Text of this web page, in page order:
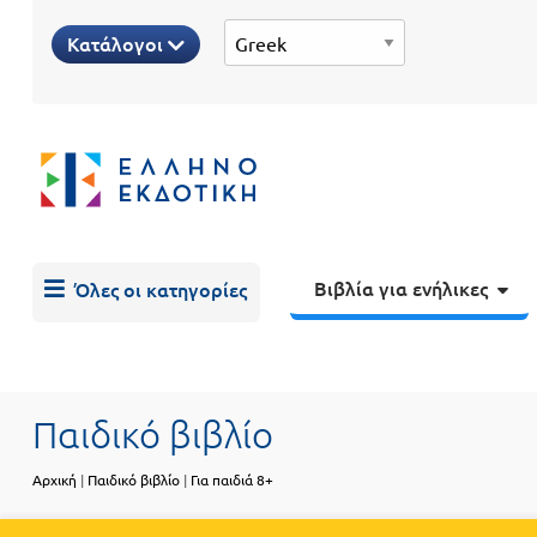
ενήλικες
Books
γνώση
είναι
εκπαίδευση
Βιβλία
νηπιαγωγείου
Ελληνίζειν
Α΄
Τάξη
Κατάλογοι
Όλες οι κατηγορίες Βιβλία για ενήλικες
Παιδικό βιβλίο
Αρχική | Παιδικό βιβλίο | Για παιδιά 8+